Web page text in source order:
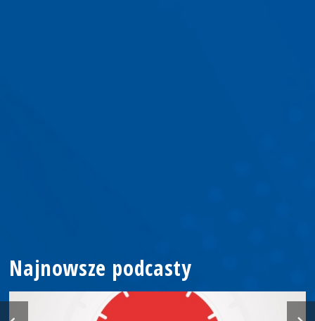
Najnowsze podcasty